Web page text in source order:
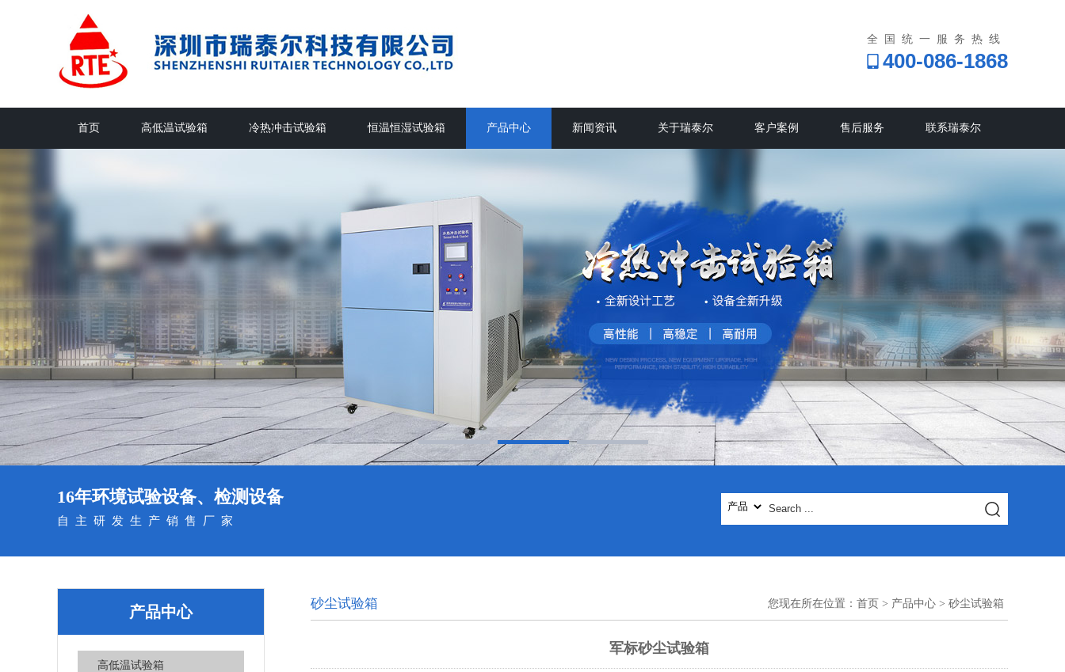
全国统一服务热线
400-086-1868
首页 高低温试验箱 冷热冲击试验箱 恒温恒湿试验箱 产品中心 新闻资讯 关于瑞泰尔 客户案例 售后服务 联系瑞泰尔
16年环境试验设备、检测设备
自主研发生产销售厂家
产品中心
高低温试验箱
您现在所在位置： 首页 > 产品中心 > 砂尘试验箱
砂尘试验箱
军标砂尘试验箱